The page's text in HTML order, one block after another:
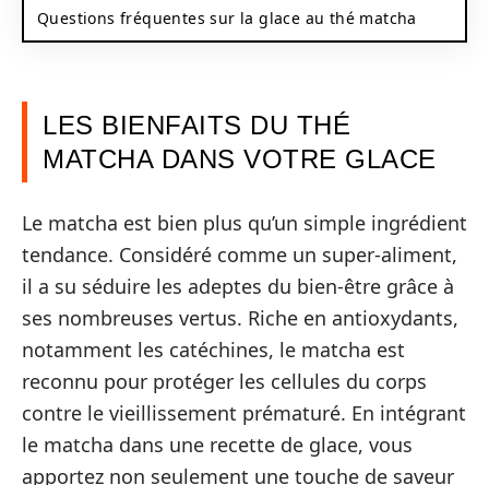
Questions fréquentes sur la glace au thé matcha
LES BIENFAITS DU THÉ
MATCHA DANS VOTRE GLACE
Le matcha est bien plus qu’un simple ingrédient
tendance. Considéré comme un super-aliment,
il a su séduire les adeptes du bien-être grâce à
ses nombreuses vertus. Riche en antioxydants,
notamment les catéchines, le matcha est
reconnu pour protéger les cellules du corps
contre le vieillissement prématuré. En intégrant
le matcha dans une recette de glace, vous
apportez non seulement une touche de saveur